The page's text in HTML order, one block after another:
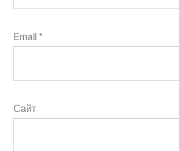
Email *
Сайт